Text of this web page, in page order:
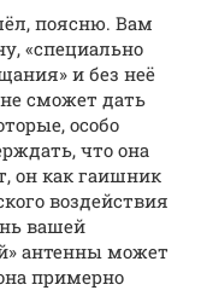
поясню. Вам
«специально
и без неё
сможет дать
особо
что она
он как гаишник
воздействия
вашей
антенны может
примерно